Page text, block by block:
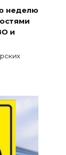
неделю
и